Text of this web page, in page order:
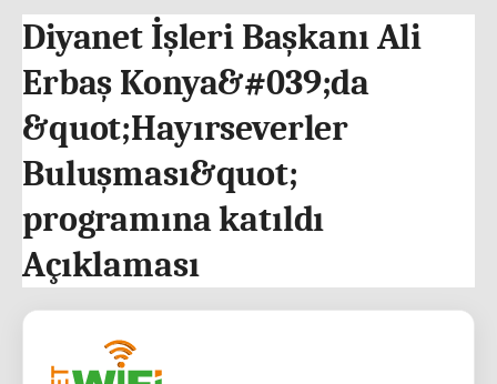
Diyanet İşleri Başkanı Ali
Erbaş Konya&#039;da
&quot;Hayırseverler
Buluşması&quot;
programına katıldı
Açıklaması